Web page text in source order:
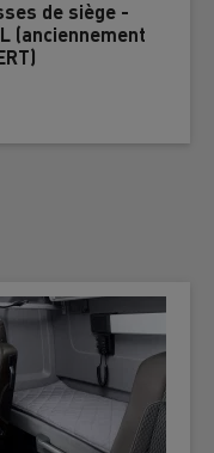
de siège -
(anciennement